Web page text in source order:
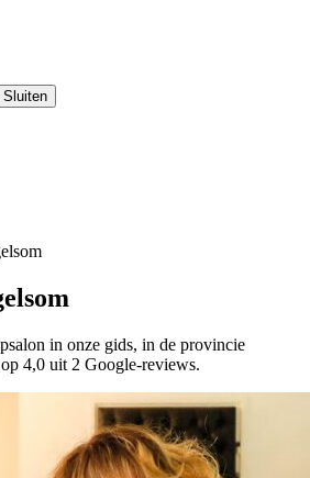
Sluiten
in onze gids, in de provincie
4,0 uit 2 Google-reviews.